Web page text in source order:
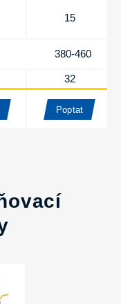
15
380-460
32
Poptat